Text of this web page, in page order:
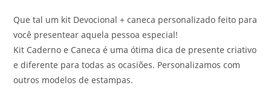
Que tal um kit Devocional + caneca personalizado feito para
você presentear aquela pessoa especial!
Kit Caderno e Caneca é uma ótima dica de presente criativo
e diferente para todas as ocasiões. Personalizamos com
outros modelos de estampas.